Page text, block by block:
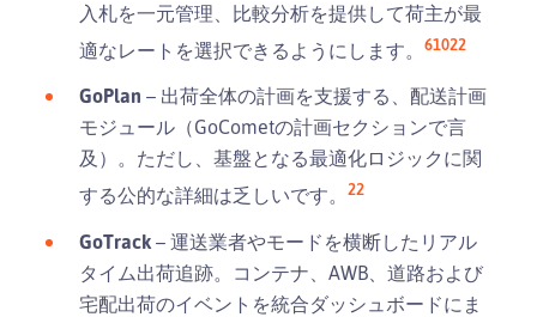
入札を一元管理、比較分析を提供して荷主が最
適なレートを選択できるようにします。 61022
GoPlan – 出荷全体の計画を支援する、配送計画
モジュール（GoCometの計画セクションで言
及）。ただし、基盤となる最適化ロジックに関
する公的な詳細は乏しいです。 22
GoTrack – 運送業者やモードを横断したリアル
タイム出荷追跡。コンテナ、AWB、道路および
宅配出荷のイベントを統合ダッシュボードにま